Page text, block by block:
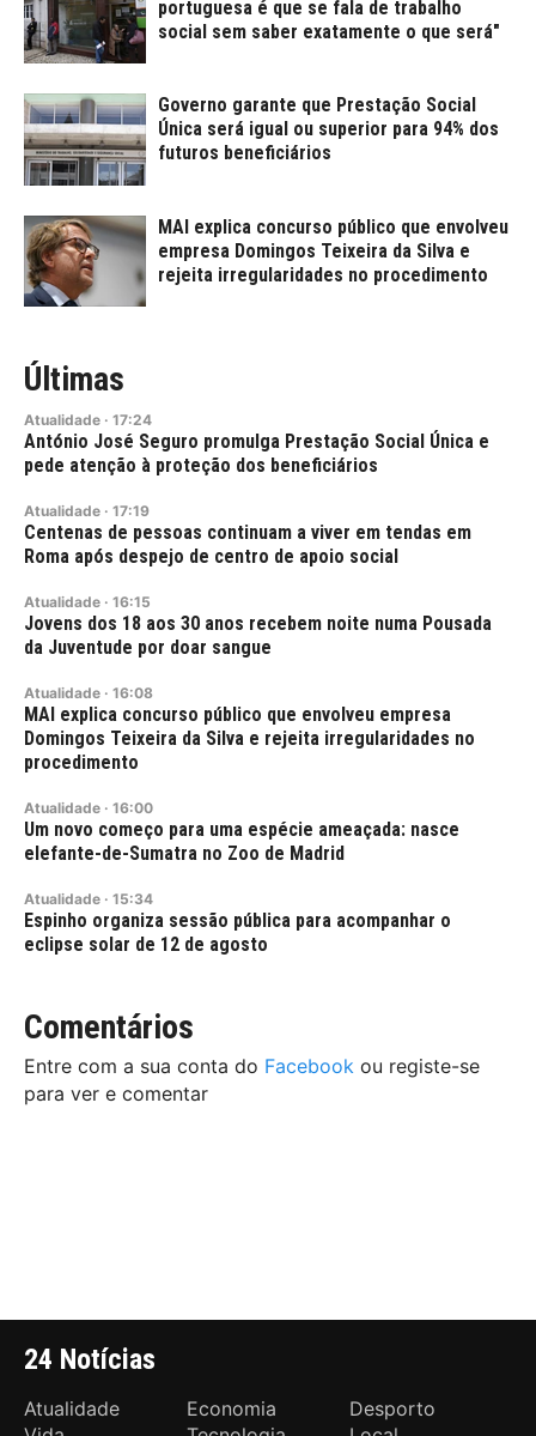
portuguesa é que se fala de trabalho
social sem saber exatamente o que será"
Governo garante que Prestação Social
Única será igual ou superior para 94% dos
futuros beneficiários
MAI explica concurso público que envolveu
empresa Domingos Teixeira da Silva e
rejeita irregularidades no procedimento
Últimas
Atualidade · 17:24
António José Seguro promulga Prestação Social Única e
pede atenção à proteção dos beneficiários
Atualidade · 17:19
Centenas de pessoas continuam a viver em tendas em
Roma após despejo de centro de apoio social
Atualidade · 16:15
Jovens dos 18 aos 30 anos recebem noite numa Pousada
da Juventude por doar sangue
Atualidade · 16:08
MAI explica concurso público que envolveu empresa
Domingos Teixeira da Silva e rejeita irregularidades no
procedimento
Atualidade · 16:00
Um novo começo para uma espécie ameaçada: nasce
elefante-de-Sumatra no Zoo de Madrid
Atualidade · 15:34
Espinho organiza sessão pública para acompanhar o
eclipse solar de 12 de agosto
Comentários
Entre com a sua conta do Facebook ou registe-se
para ver e comentar
24 Notícias
Atualidade Economia
Desporto